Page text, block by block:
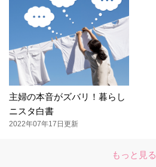
主婦の本音がズバリ！暮らし
ニスタ白書
2022年07年17日更新
もっと見る